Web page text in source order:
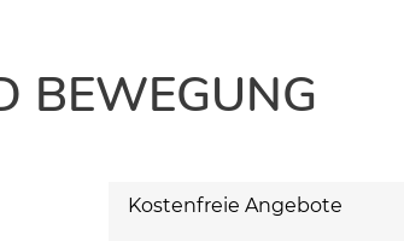
BEWEGUNG
Kostenfreie Angebote